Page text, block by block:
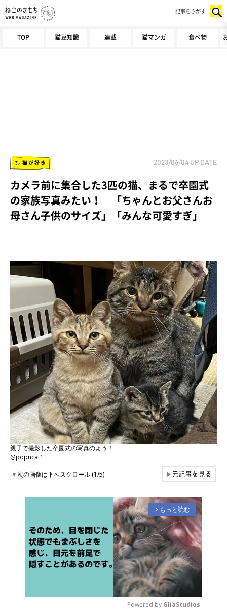
TOP 猫豆知識 連載 猫マンガ 食べ物
記事をさがす
猫が好き 2023/06/04 UP DATE
カメラ前に集合した3匹の猫、まるで卒園式
の家族写真みたい！ 「ちゃんとお父さんお
母さん子供のサイズ」「みんな可愛すぎ」
親子で撮影した卒園式の写真のよう！
@popncat1
▼次の画像は下へスクロール (1/5) ▶元記事を見る
arrow_forward_ios もっと読む
Powered by GliaStudios